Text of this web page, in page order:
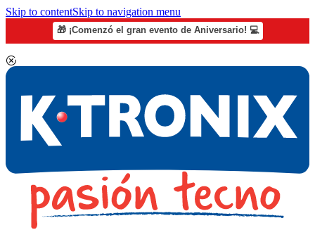
Skip to contentSkip to navigation menu
🎁 ¡Comenzó el gran evento de Aniversario! 💻